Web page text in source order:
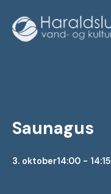
Saunagus
3. oktober14:00 - 14:15